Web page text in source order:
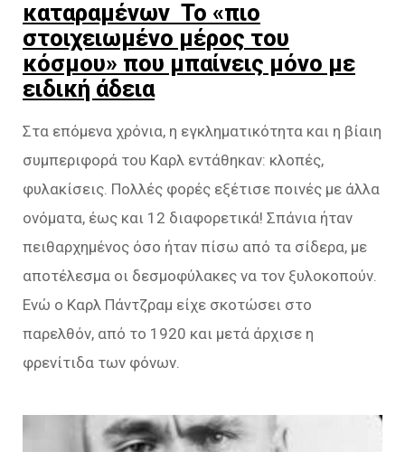
καταραμένων Το «πιο
στοιχειωμένο μέρος του
κόσμου» που μπαίνεις μόνο με
ειδική άδεια
Στα επόμενα χρόνια, η εγκληματικότητα και η βίαιη
συμπεριφορά του Καρλ εντάθηκαν: κλοπές,
φυλακίσεις. Πολλές φορές εξέτισε ποινές με άλλα
ονόματα, έως και 12 διαφορετικά! Σπάνια ήταν
πειθαρχημένος όσο ήταν πίσω από τα σίδερα, με
αποτέλεσμα οι δεσμοφύλακες να τον ξυλοκοπούν.
Ενώ ο Καρλ Πάντζραμ είχε σκοτώσει στο
παρελθόν, από το 1920 και μετά άρχισε η
φρενίτιδα των φόνων.